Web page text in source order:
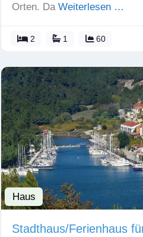
Orten. Da Weiterlesen …
2 1 60
Haus
Stadthaus/Ferienhaus